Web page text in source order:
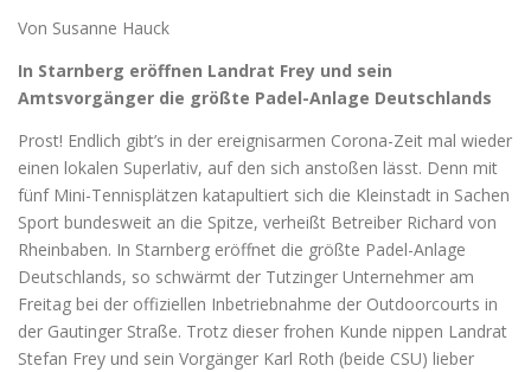
Von Susanne Hauck
In Starnberg eröffnen Landrat Frey und sein
Amtsvorgänger die größte Padel-Anlage Deutschlands
Prost! Endlich gibt’s in der ereignisarmen Corona-Zeit mal wieder
einen lokalen Superlativ, auf den sich anstoßen lässt. Denn mit
fünf Mini-Tennisplätzen katapultiert sich die Kleinstadt in Sachen
Sport bundesweit an die Spitze, verheißt Betreiber Richard von
Rheinbaben. In Starnberg eröffnet die größte Padel-Anlage
Deutschlands, so schwärmt der Tutzinger Unternehmer am
Freitag bei der offiziellen Inbetriebnahme der Outdoorcourts in
der Gautinger Straße. Trotz dieser frohen Kunde nippen Landrat
Stefan Frey und sein Vorgänger Karl Roth (beide CSU) lieber